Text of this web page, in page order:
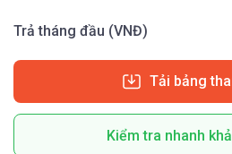
Trả tháng đầu (VNĐ)
Tải bảng
Kiểm tra nhanh